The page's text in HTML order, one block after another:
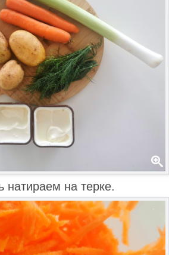
натираем на терке.